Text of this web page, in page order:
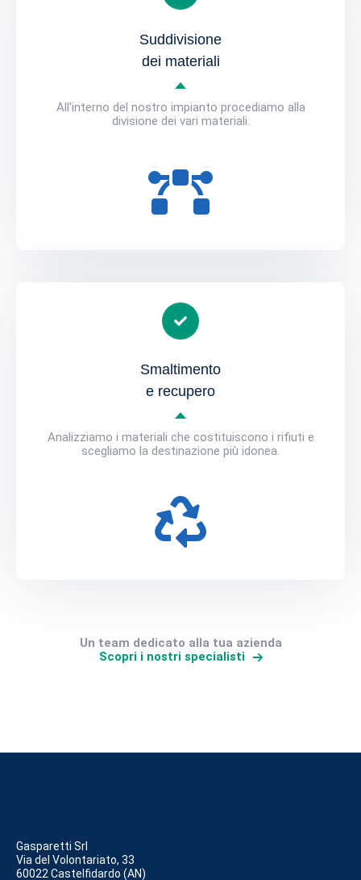
Suddivisione
dei materiali
All'interno del nostro impianto procediamo alla
divisione dei vari materiali.
Smaltimento
e recupero
Analizziamo i materiali che costituiscono i rifiuti e
scegliamo la destinazione più idonea.
Un team dedicato alla tua azienda
Scopri i nostri specialisti
Gasparetti Srl
Via del Volontariato, 33
60022 Castelfidardo (AN)